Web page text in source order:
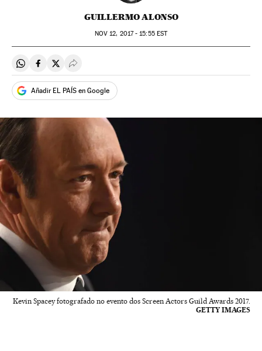
GUILLERMO ALONSO
NOV 12, 2017 - 15:55EST
Compartir en Whatsapp
Compartir en Facebook
Compartir en Twitter
Desplegar Redes Sociales
Añadir EL PAÍS en Google
Kevin Spacey fotografado no evento dos Screen Actors Guild Awards 2017.
GETTY IMAGES